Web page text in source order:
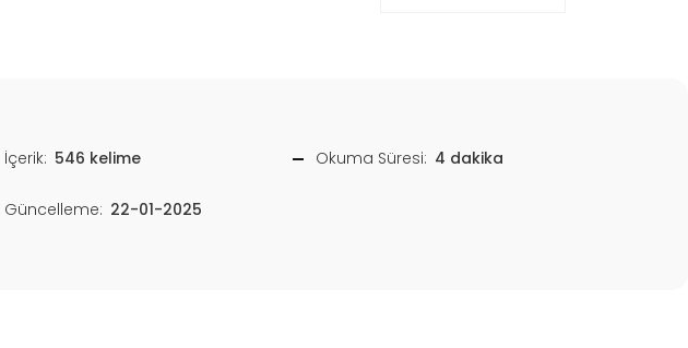
İçerik: 546 kelime Okuma Süresi: 4 dakika
Güncelleme: 22-01-2025